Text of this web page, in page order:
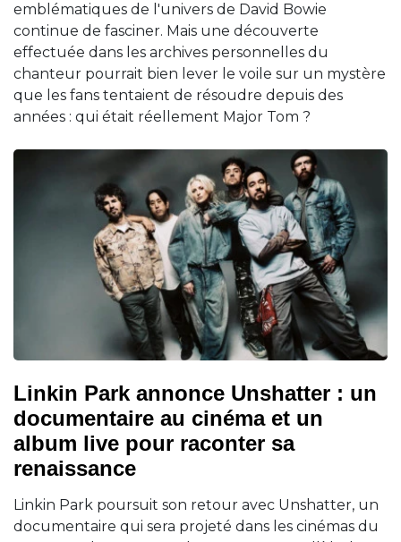
emblématiques de l'univers de David Bowie
continue de fasciner. Mais une découverte
effectuée dans les archives personnelles du
chanteur pourrait bien lever le voile sur un mystère
que les fans tentaient de résoudre depuis des
années : qui était réellement Major Tom ?
Linkin Park annonce Unshatter : un
documentaire au cinéma et un
album live pour raconter sa
renaissance
Linkin Park poursuit son retour avec Unshatter, un
documentaire qui sera projeté dans les cinémas du